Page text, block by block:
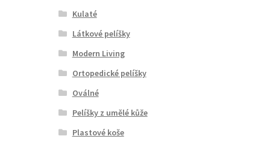
Kulaté
Látkové pelíšky
Modern Living
Ortopedické pelíšky
Oválné
Pelíšky z umělé kůže
Plastové koše